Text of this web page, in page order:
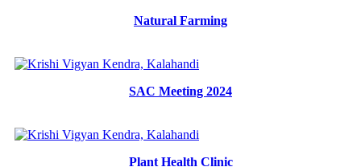
Natural Farming
SAC Meeting 2024
Plant Health Clinic